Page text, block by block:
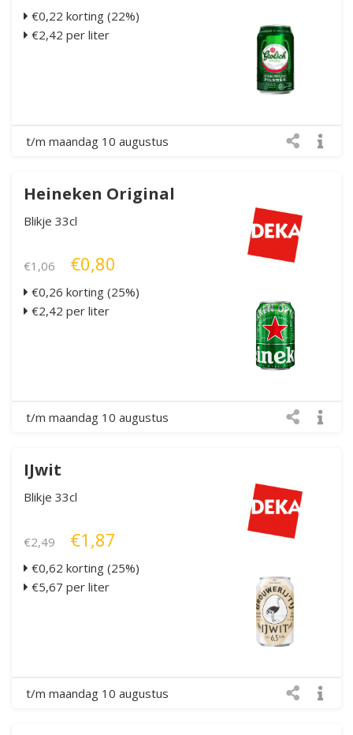
€0,22 korting (22%)
€2,42 per liter
t/m maandag 10 augustus
Heineken Original
Blikje 33cl
€1,06 €0,80
€0,26 korting (25%)
€2,42 per liter
t/m maandag 10 augustus
IJwit
Blikje 33cl
€2,49 €1,87
€0,62 korting (25%)
€5,67 per liter
t/m maandag 10 augustus